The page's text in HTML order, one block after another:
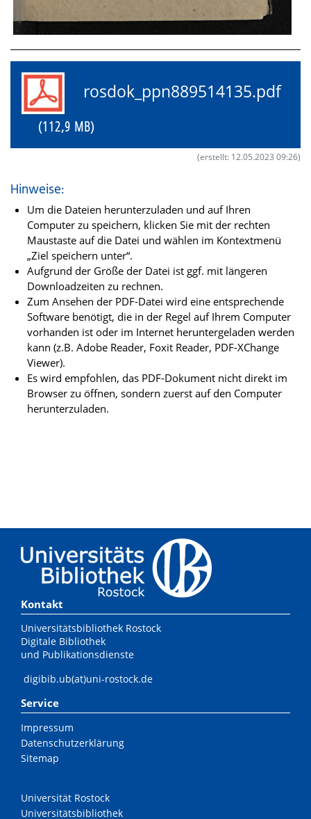
rosdok_ppn889514135.pdf
(112,9 MB)
(erstellt: 12.05.2023 09:26)
Hinweise:
Um die Dateien herunterzuladen und auf Ihren
Computer zu speichern, klicken Sie mit der rechten
Maustaste auf die Datei und wählen im Kontextmenü
„Ziel speichern unter“.
Aufgrund der Größe der Datei ist ggf. mit längeren
Downloadzeiten zu rechnen.
Zum Ansehen der PDF-Datei wird eine entsprechende
Software benötigt, die in der Regel auf Ihrem Computer
vorhanden ist oder im Internet heruntergeladen werden
kann (z.B. Adobe Reader, Foxit Reader, PDF-XChange
Viewer).
Es wird empfohlen, das PDF-Dokument nicht direkt im
Browser zu öffnen, sondern zuerst auf den Computer
herunterzuladen.
Kontakt
Universitätsbibliothek Rostock
Digitale Bibliothek
und Publikationsdienste
digibib.ub(at)uni-rostock.de
Service
Impressum
Datenschutzerklärung
Sitemap
Universität Rostock
Universitätsbibliothek